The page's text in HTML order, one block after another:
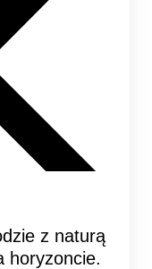
z naturą
horyzoncie.